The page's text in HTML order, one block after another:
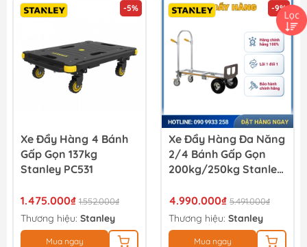
-5%
Xe Đẩy Hàng 4 Bánh
Gấp Gọn 137kg
Stanley PC531
1.475.000₫ 1.552.000₫
Thương hiệu: Stanley
Mua ngay
-9%
Xe Đẩy Hàng Đa Năng
2/4 Bánh Gấp Gọn
200kg/250kg Stanley
4.990.000₫ 5.491.000₫
Thương hiệu: Stanley
Mua ngay